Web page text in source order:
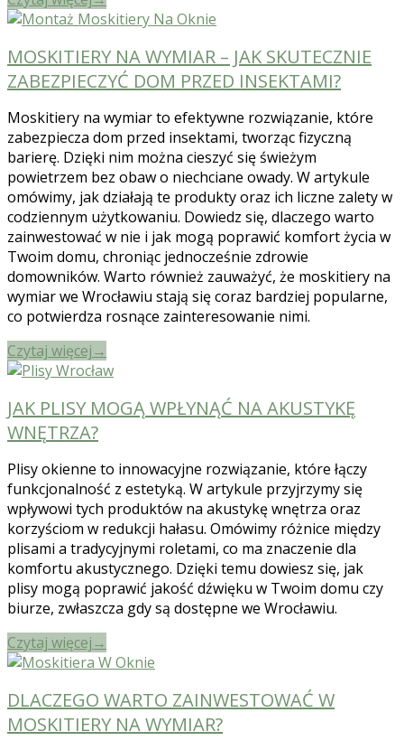
MOSKITIERY NA WYMIAR – JAK SKUTECZNIE
ZABEZPIECZYĆ DOM PRZED INSEKTAMI?
Moskitiery na wymiar to efektywne rozwiązanie, które
zabezpiecza dom przed insektami, tworząc fizyczną
barierę. Dzięki nim można cieszyć się świeżym
powietrzem bez obaw o niechciane owady. W artykule
omówimy, jak działają te produkty oraz ich liczne zalety w
codziennym użytkowaniu. Dowiedz się, dlaczego warto
zainwestować w nie i jak mogą poprawić komfort życia w
Twoim domu, chroniąc jednocześnie zdrowie
domowników. Warto również zauważyć, że moskitiery na
wymiar we Wrocławiu stają się coraz bardziej popularne,
co potwierdza rosnące zainteresowanie nimi.
Czytaj więcej→
JAK PLISY MOGĄ WPŁYNĄĆ NA AKUSTYKĘ
WNĘTRZA?
Plisy okienne to innowacyjne rozwiązanie, które łączy
funkcjonalność z estetyką. W artykule przyjrzymy się
wpływowi tych produktów na akustykę wnętrza oraz
korzyściom w redukcji hałasu. Omówimy różnice między
plisami a tradycyjnymi roletami, co ma znaczenie dla
komfortu akustycznego. Dzięki temu dowiesz się, jak
plisy mogą poprawić jakość dźwięku w Twoim domu czy
biurze, zwłaszcza gdy są dostępne we Wrocławiu.
Czytaj więcej→
DLACZEGO WARTO ZAINWESTOWAĆ W
MOSKITIERY NA WYMIAR?